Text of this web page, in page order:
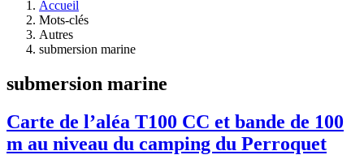
Accueil
Mots-clés
Autres
submersion marine
submersion marine
Carte de l’aléa T100 CC et bande de 100
m au niveau du camping du Perroquet